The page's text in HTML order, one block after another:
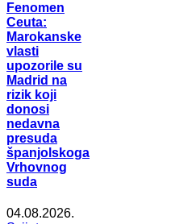
Fenomen
Ceuta:
Marokanske
vlasti
upozorile su
Madrid na
rizik koji
donosi
nedavna
presuda
španjolskoga
Vrhovnog
suda
04.08.2026.